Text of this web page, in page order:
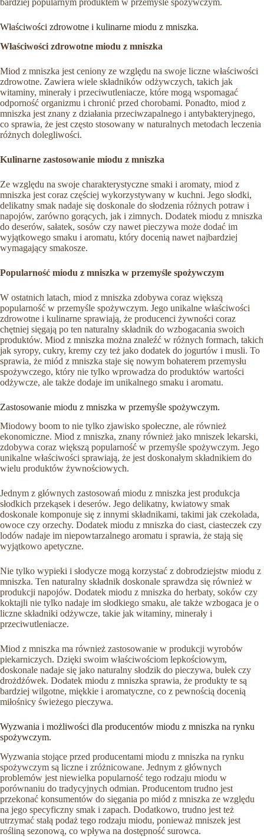
Właściwości zdrowotne i kulinarne miodu z mniszka.
Właściwości zdrowotne miodu z mniszka
Miod z mniszka jest ceniony ze względu na swoje liczne właściwości
zdrowotne. Zawiera wiele składników odżywczych, takich jak
witaminy, minerały i przeciwutleniacze, które mogą wspomagać
odporność organizmu i chronić przed chorobami. Ponadto, miod z
mniszka jest znany z działania przeciwzapalnego i antybakteryjnego,
co sprawia, że jest często stosowany w naturalnych metodach leczenia
różnych dolegliwości.
Kulinarne zastosowanie miodu z mniszka
Ze względu na swoje charakterystyczne smaki i aromaty, miod z
mniszka jest coraz częściej wykorzystywany w kuchni. Jego słodki,
delikatny smak nadaje się doskonale do słodzenia różnych potraw i
napojów, zarówno gorących, jak i zimnych. Dodatek miodu z mniszka
do deserów, sałatek, sosów czy nawet pieczywa może dodać im
wyjątkowego smaku i aromatu, który docenią nawet najbardziej
wymagający smakosze.
Popularność miodu z mniszka w przemyśle spożywczym
W ostatnich latach, miod z mniszka zdobywa coraz większą
popularność w przemyśle spożywczym. Jego unikalne właściwości
zdrowotne i kulinarne sprawiają, że producenci żywności coraz
chętniej sięgają po ten naturalny składnik do wzbogacania swoich
produktów. Miod z mniszka można znaleźć w różnych formach, takich
jak syropy, cukry, kremy czy też jako dodatek do jogurtów i musli. To
sprawia, że miód z mniszka staje się nowym bohaterem przemysłu
spożywczego, który nie tylko wprowadza do produktów wartości
odżywcze, ale także dodaje im unikalnego smaku i aromatu.
Zastosowanie miodu z mniszka w przemyśle spożywczym.
Miodowy boom to nie tylko zjawisko społeczne, ale również
ekonomiczne. Miod z mniszka, znany również jako mniszek lekarski,
zdobywa coraz większą popularność w przemyśle spożywczym. Jego
unikalne właściwości sprawiają, że jest doskonałym składnikiem do
wielu produktów żywnościowych.
Jednym z głównych zastosowań miodu z mniszka jest produkcja
słodkich przekąsek i deserów. Jego delikatny, kwiatowy smak
doskonale komponuje się z innymi składnikami, takimi jak czekolada,
owoce czy orzechy. Dodatek miodu z mniszka do ciast, ciasteczek czy
lodów nadaje im niepowtarzalnego aromatu i sprawia, że stają się
wyjątkowo apetyczne.
Nie tylko wypieki i słodycze mogą korzystać z dobrodziejstw miodu z
mniszka. Ten naturalny składnik doskonale sprawdza się również w
produkcji napojów. Dodatek miodu z mniszka do herbaty, soków czy
koktajli nie tylko nadaje im słodkiego smaku, ale także wzbogaca je o
liczne składniki odżywcze, takie jak witaminy, minerały i
przeciwutleniacze.
Miod z mniszka ma również zastosowanie w produkcji wyrobów
piekarniczych. Dzięki swoim właściwościom lepkościowym,
doskonale nadaje się jako naturalny słodzik do pieczywa, bułek czy
drożdżówek. Dodatek miodu z mniszka sprawia, że produkty te są
bardziej wilgotne, miękkie i aromatyczne, co z pewnością docenią
miłośnicy świeżego pieczywa.
Wyzwania i możliwości dla producentów miodu z mniszka na rynku
spożywczym.
Wyzwania stojące przed producentami miodu z mniszka na rynku
spożywczym są liczne i zróżnicowane. Jednym z głównych
problemów jest niewielka popularność tego rodzaju miodu w
porównaniu do tradycyjnych odmian. Producentom trudno jest
przekonać konsumentów do sięgania po miód z mniszka ze względu
na jego specyficzny smak i zapach. Dodatkowo, trudno jest też
utrzymać stałą podaż tego rodzaju miodu, ponieważ mniszek jest
rośliną sezonową, co wpływa na dostępność surowca.